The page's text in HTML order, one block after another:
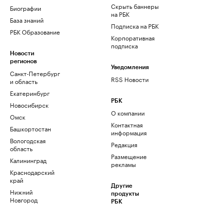
Биографии
База знаний
РБК Образование
Новости
регионов
Санкт-Петербург
и область
Екатеринбург
Новосибирск
Омск
Башкортостан
Вологодская
область
Калининград
Краснодарский
край
Нижний
Новгород
Скрыть баннеры
на РБК
Подписка на РБК
Корпоративная
подписка
Уведомления
RSS Новости
РБК
О компании
Контактная
информация
Редакция
Размещение
рекламы
Другие
продукты
РБК